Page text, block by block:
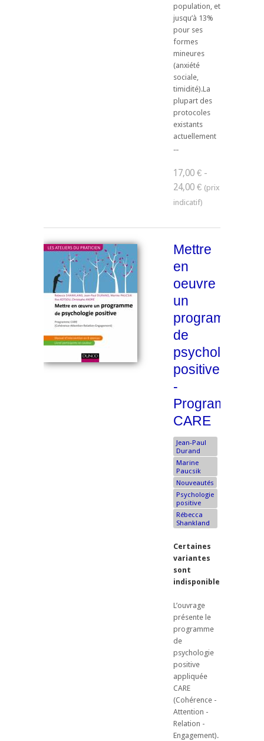
population, et
jusqu’à 13%
pour ses
formes
mineures
(anxiété
sociale,
timidité).La
plupart des
protocoles
existants
actuellement
...
17,00 € -
24,00 €
Mettre
en
oeuvre
un
programme
de
psychologie
positive
-
Programme
CARE
Jean-Paul
Durand
Marine
Paucsik
Nouveautés
Psychologie
positive
Rébecca
Shankland
Certaines
variantes
sont
indisponibles
L’ouvrage
présente le
programme
de
psychologie
positive
appliquée
CARE
(Cohérence -
Attention -
Relation -
Engagement).